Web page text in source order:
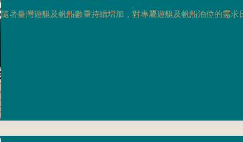
隨著臺灣遊艇及帆船數量持續增加，對專屬遊艇及帆船泊位的需